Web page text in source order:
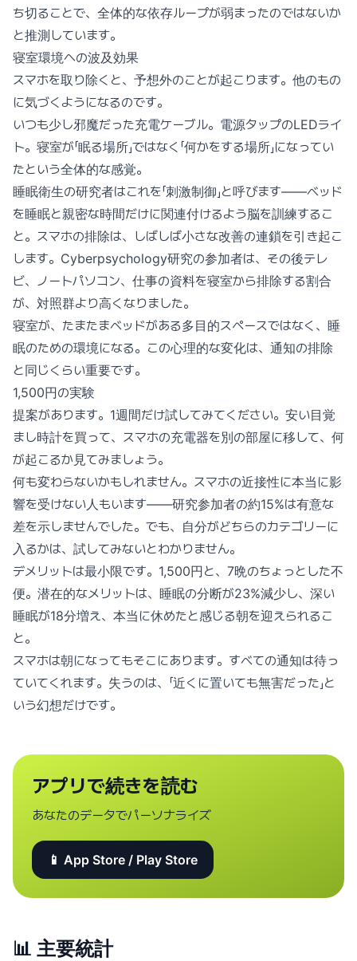
ち切ることで、全体的な依存ループが弱まったのではないか
と推測しています。
寝室環境への波及効果
スマホを取り除くと、予想外のことが起こります。他のもの
に気づくようになるのです。
いつも少し邪魔だった充電ケーブル。電源タップのLEDライ
ト。寝室が「眠る場所」ではなく「何かをする場所」になってい
たという全体的な感覚。
睡眠衛生の研究者はこれを「刺激制御」と呼びます——ベッド
を睡眠と親密な時間だけに関連付けるよう脳を訓練するこ
と。スマホの排除は、しばしば小さな改善の連鎖を引き起こ
します。Cyberpsychology研究の参加者は、その後テレ
ビ、ノートパソコン、仕事の資料を寝室から排除する割合
が、対照群より高くなりました。
寝室が、たまたまベッドがある多目的スペースではなく、睡
眠のための環境になる。この心理的な変化は、通知の排除
と同じくらい重要です。
1,500円の実験
提案があります。1週間だけ試してみてください。安い目覚
まし時計を買って、スマホの充電器を別の部屋に移して、何
が起こるか見てみましょう。
何も変わらないかもしれません。スマホの近接性に本当に影
響を受けない人もいます——研究参加者の約15%は有意な
差を示しませんでした。でも、自分がどちらのカテゴリーに
入るかは、試してみないとわかりません。
デメリットは最小限です。1,500円と、7晩のちょっとした不
便。潜在的なメリットは、睡眠の分断が23%減少し、深い
睡眠が18分増え、本当に休めたと感じる朝を迎えられるこ
と。
スマホは朝になってもそこにあります。すべての通知は待っ
ていてくれます。失うのは、「近くに置いても無害だった」と
いう幻想だけです。
アプリで続きを読む
あなたのデータでパーソナライズ
📱 App Store / Play Store
📊 主要統計